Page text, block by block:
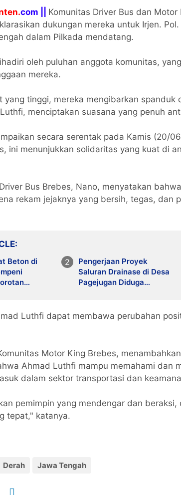
com || Komunitas Driver Bus dan
dukungan mereka untuk Irjen.
dalam Pilkada mendatang.
oleh puluhan anggota komunitas,
mereka.
yang tinggi, mereka mengibarkan spanduk
menciptakan suasana yang penuh
secara serentak pada Kamis (20/
ini menunjukkan solidaritas yang kuat di
Bus Brebes, Nano, menyatakan
rekam jejaknya yang bersih, tegas, dan
Beton di
Pengerjaan Proyek
Saluran Drainase di Desa
Pagejugan Diduga
Luthfi dapat membawa perubahan
Motor King Brebes,
Ahmad Luthfi mampu memahami dan
dalam sektor transportasi dan
pemimpin yang mendengar dan beraksi,
tepat," katanya.
Derah Jawa Tengah